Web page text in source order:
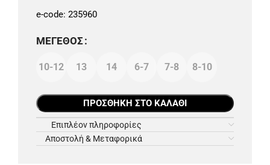
e-code: 235960
ΜΈΓΕΘΟΣ
10-12 13 14 6-7 7-8 8-10
ΠΡΟΣΘΉΚΗ ΣΤΟ ΚΑΛΆΘΙ
Επιπλέον πληροφορίες
Αποστολή & Μεταφορικά